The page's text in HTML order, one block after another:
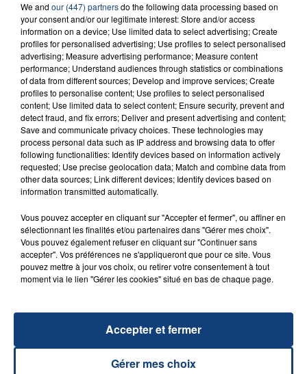
FIL D'ACTU
23 juillet 2026
INCENDIE MORTEL À LENS : UNE FEMME ET
SON BÉBÉ ENTRE LA VIE ET LA...
aspergé sa compagne et leur bébé de trois mois
d'un liquide inflammable.
OPÉRER DE LA CHEVILLE RESSORT DE LA...
We and our (447) partnersdo the following data processing based on
your consent and/or our legitimate interest: Store and/or access
information on a device; Use limited data to select advertising; Create
profiles for personalised advertising; Use profiles to select personalised
advertising; Measure advertising performance; Measure content
performance; Understand audiences through statistics or combinations
of data from different sources; Develop and improve services; Create
profiles to personalise content; Use profiles to select personalised
content; Use limited data to select content; Ensure security, prevent and
detect fraud, and fix errors; Deliver and present advertising and content;
Save and communicate privacy choices. These technologies may
process personal data such as IP address and browsing data to offer
following functionalities: Identify devices based on information actively
requested; Use precise geolocation data; Match and combine data from
other data sources; Link different devices; Identify devices based on
information transmitted automatically.
Vous pouvez accepter en cliquant sur "Accepter et fermer", ou affiner en
sélectionnant les finalités et/ou partenaires dans "Gérer mes choix".
Vous pouvez également refuser en cliquant sur "Continuer sans
accepter". Vos préférences ne s'appliqueront que pour ce site. Vous
pouvez mettre à jour vos choix, ou retirer votre consentement à tout
moment via le lien "Gérer les cookies" situé en bas de chaque page.
Gérer mes choix
Accepter et fermer